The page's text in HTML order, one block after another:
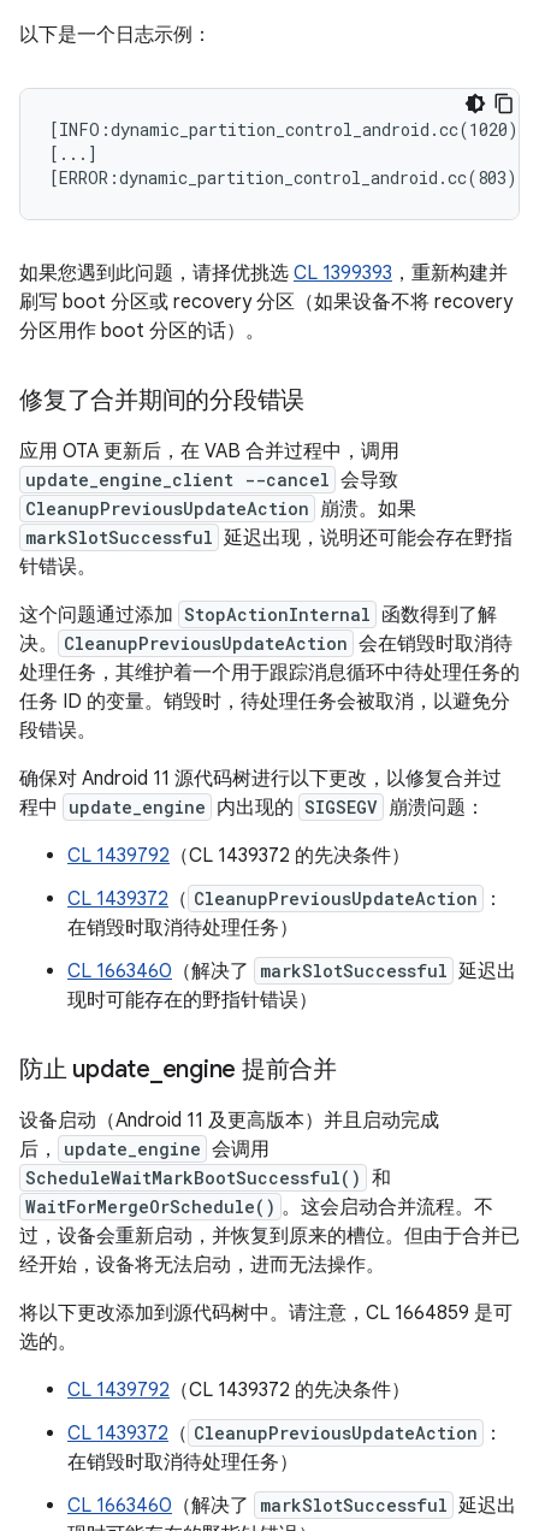
以下是一个日志示例：
[...]
如果您遇到此问题，请择优挑选 CL 1399393 ，重新构建并
刷写 boot 分区或 recovery 分区（如果设备不将 recovery
分区用作 boot 分区的话）。
修复了合并期间的分段错误
应用 OTA 更新后，在 VAB 合并过程中，调用
update_engine_client --cancel 会导致
CleanupPreviousUpdateAction 崩溃。如果
markSlotSuccessful 延迟出现，说明还可能会存在野指
针错误。
这个问题通过添加 StopActionInternal 函数得到了解
决。
CleanupPreviousUpdateAction 会在销毁时取消待
处理任务，其维护着一个用于跟踪消息循环中待处理任务的
任务 ID 的变量。销毁时，待处理任务会被取消，以避免分
段错误。
确保对 Android 11 源代码树进行以下更改，以修复合并过
程中
update_engine 内出现的 SIGSEGV 崩溃问题：
CL 1439792 （CL 1439372 的先决条件）
CL 1439372 （ CleanupPreviousUpdateAction
：
在销毁时取消待处理任务）
CL 1663460 （解决了 markSlotSuccessful 延迟出
现时可能存在的野指针错误）
防止 update engine 提前合并
设备启动（Android 11 及更高版本）并且启动完成
后，
update_engine 会调用
ScheduleWaitMarkBootSuccessful() 和
WaitForMergeOrSchedule() 。这会启动合并流程。不
过，设备会重新启动，并恢复到原来的槽位。但由于合并已
经开始，设备将无法启动，进而无法操作。
将以下更改添加到源代码树中。请注意，CL 1664859 是可
选的。
CL 1439792 （CL 1439372 的先决条件）
CL 1439372 （ CleanupPreviousUpdateAction
：
在销毁时取消待处理任务）
CL 1663460 （解决了 markSlotSuccessful 延迟出